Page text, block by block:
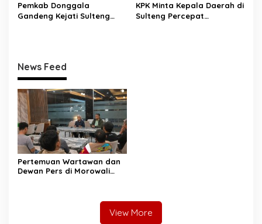
Pemkab Donggala
Gandeng Kejati Sulteng
KPK Minta Kepala Daerah di
Sulteng Percepat
News Feed
Pertemuan Wartawan dan
Dewan Pers di Morowali
View More